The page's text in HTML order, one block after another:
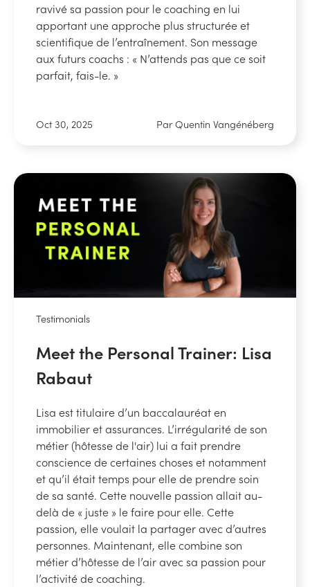
ravivé sa passion pour le coaching en lui
apportant une approche plus structurée et
scientifique de l’entraînement. Son message
aux futurs coachs : « N’attends pas que ce soit
parfait, fais-le. »
Oct 30, 2025 Par Quentin Vangénéberg
Testimonials
Meet the Personal Trainer: Lisa
Rabaut
Lisa est titulaire d’un baccalauréat en
immobilier et assurances. L’irrégularité de son
métier (hôtesse de l'air) lui a fait prendre
conscience de certaines choses et notamment
et qu’il était temps pour elle de prendre soin
de sa santé. Cette nouvelle passion allait au-
delà de « juste » le faire pour elle. Cette
passion, elle voulait la partager avec d’autres
personnes. Maintenant, elle combine son
métier d’hôtesse de l’air avec sa passion pour
l’activité de coaching.